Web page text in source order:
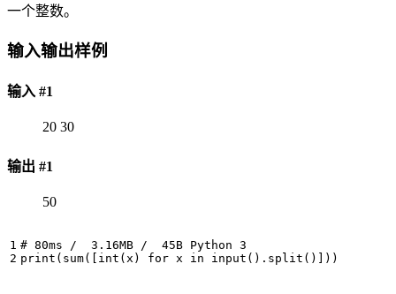
一个整数。
输入输出样例
输入 #1
20 30
输出 #1
50
# 80ms /  3.16MB /  45B Python 3
print ( sum([ int ( x ) for x in input () . split ()]))